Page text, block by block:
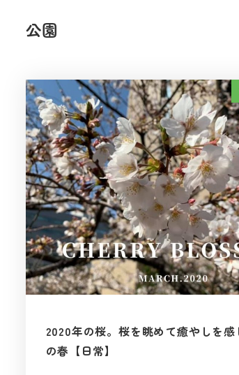
公園
2020年の桜。桜を眺めて癒やしを感
の春【日常】